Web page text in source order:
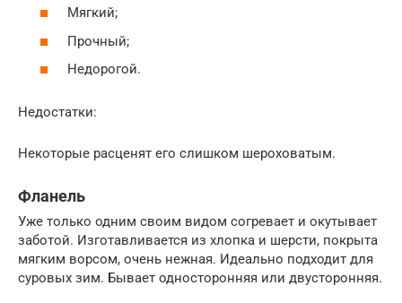
Мягкий;
Прочный;
Недорогой.
Недостатки:
Некоторые расценят его слишком шероховатым.
Фланель
Уже только одним своим видом согревает и окутывает
заботой. Изготавливается из хлопка и шерсти, покрыта
мягким ворсом, очень нежная. Идеально подходит для
суровых зим. Бывает односторонняя или двусторонняя.